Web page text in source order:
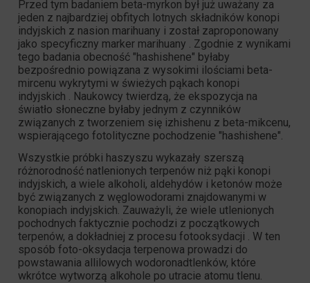
Przed tym badaniem beta-myrkon był już uważany za
jeden z najbardziej obfitych lotnych składników konopi
indyjskich z nasion marihuany i został zaproponowany
jako specyficzny marker marihuany . Zgodnie z wynikami
tego badania obecność "hashishene" byłaby
bezpośrednio powiązana z wysokimi ilościami beta-
mircenu wykrytymi w świeżych pąkach konopi
indyjskich . Naukowcy twierdzą, że ekspozycja na
światło słoneczne byłaby jednym z czynników
związanych z tworzeniem się izhishenu z beta-mikcenu,
wspierającego fotolityczne pochodzenie "hashishene".
Wszystkie próbki haszyszu wykazały szerszą
różnorodność natlenionych terpenów niż pąki konopi
indyjskich, a wiele alkoholi, aldehydów i ketonów może
być związanych z węglowodorami znajdowanymi w
konopiach indyjskich. Zauważyli, że wiele utlenionych
pochodnych faktycznie pochodzi z początkowych
terpenów, a dokładniej z procesu fotooksydacji . W ten
sposób foto-oksydacja terpenowa prowadzi do
powstawania allilowych wodoronadtlenków, które
wkrótce wytworzą alkohole po utracie atomu tlenu.